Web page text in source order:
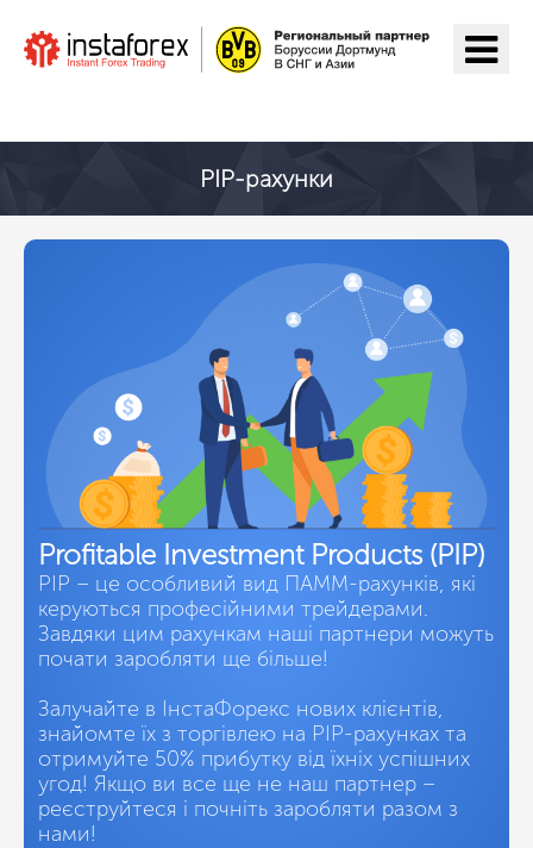
PIP-рахунки
Profitable Investment Products (PIP)
PIP – це особливий вид ПАММ-рахунків, які
керуються професійними трейдерами.
Завдяки цим рахункам наші партнери можуть
почати заробляти ще більше!
Залучайте в ІнстаФорекс нових клієнтів,
знайомте їх з торгівлею на PIP-рахунках та
отримуйте 50% прибутку від їхніх успішних
угод! Якщо ви все ще не наш партнер –
реєструйтеся і почніть заробляти разом з
нами!